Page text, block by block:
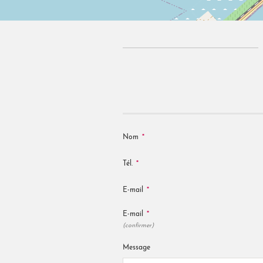
Nom *
Tél. *
E-mail *
E-mail *
(confirmer)
Message